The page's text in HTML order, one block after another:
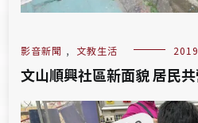
影音新聞 , 文教生活
文山順興社區新面貌 居民